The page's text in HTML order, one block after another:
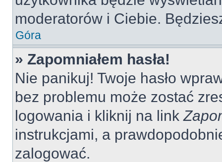
moderatorów i Ciebie.
Góra
» Zapomniałem hasła!
Nie panikuj! Twoje hasło
bez problemu może zostać
logowania i kliknij na link
instrukcjami, a
zalogować.